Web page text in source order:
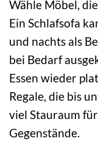
Wähle Möbel,
Ein Schlafsofa
und nachts als
bei Bedarf
Essen wieder
Regale, die bis
viel Stauraum
Gegenstände.